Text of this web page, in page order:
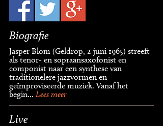
Biografie
Jasper Blom (Geldrop, 2 juni 1965) streeft
als tenor- en sopraansaxofonist en
componist naar een synthese van
traditionelere jazzvormen en
geïmproviseerde muziek. Vanaf het
begin... Lees meer
Live